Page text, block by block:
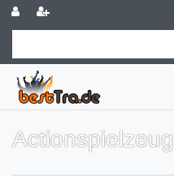
Actionspielzeug